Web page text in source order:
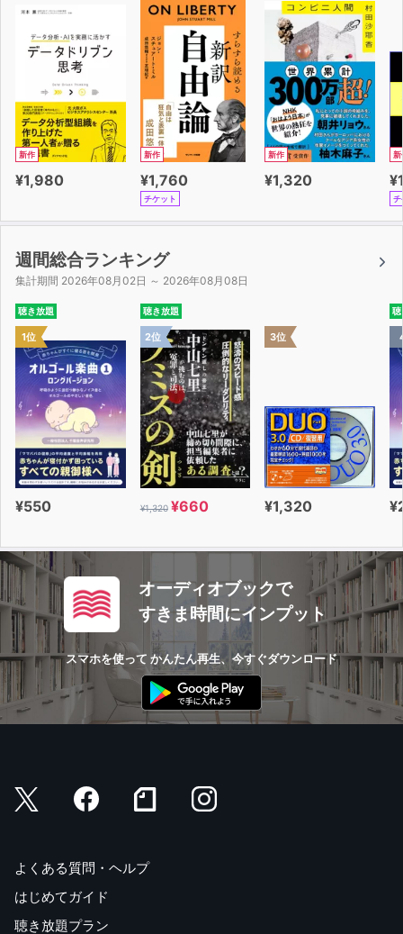
新作
¥1,980
新作
¥1,760
チケット
新作
¥1,320
新
チ
週間総合ランキング
集計期間 2026年08月02日 ～ 2026年08月08日
聴き放題
1位
¥550
聴き放題
2位
¥1,320 ¥660
3位
¥1,320
聴
オーディオブックで
すきま時間にインプット
スマホを使って かんたん再生、今すぐダウンロード
よくある質問・ヘルプ
はじめてガイド
聴き放題プラン